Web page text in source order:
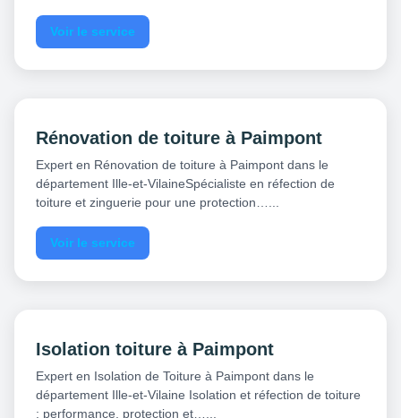
Voir le service
Rénovation de toiture à Paimpont
Expert en Rénovation de toiture à Paimpont dans le
département Ille-et-VilaineSpécialiste en réfection de
toiture et zinguerie pour une protection…...
Voir le service
Isolation toiture à Paimpont
Expert en Isolation de Toiture à Paimpont dans le
département Ille-et-Vilaine Isolation et réfection de toiture
: performance, protection et…...